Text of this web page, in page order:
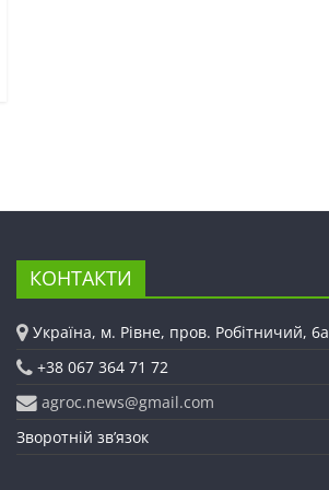
КОНТАКТИ
Україна, м. Рівне, пров. Робітничий, 6а
+38 067 364 71 72
agroc.news@gmail.com
Зворотній зв’язок